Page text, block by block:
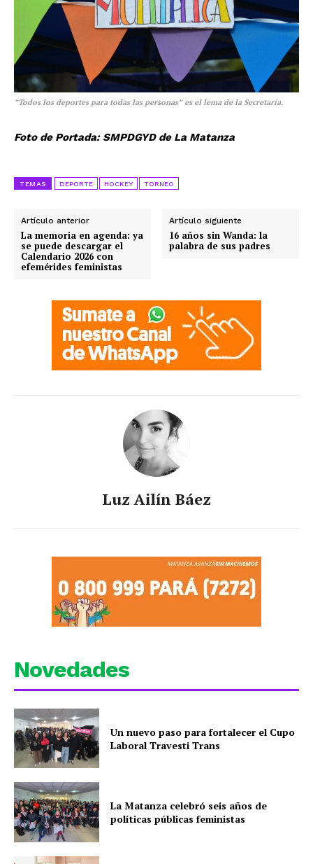
”Todos los deportes para todas las personas” es el lema de la Secretaría.
Foto de Portada: SMPDGYD de La Matanza
TEMAS DEPORTE HOCKEY TORNEO
Artículo anterior
La memoria en agenda: ya
se puede descargar el
Calendario 2026 con
efemérides feministas
Artículo siguiente
16 años sin Wanda: la
palabra de sus padres
Luz Ailín Báez
Novedades
Un nuevo paso para fortalecer el Cupo
Laboral Travesti Trans
La Matanza celebró seis años de
políticas públicas feministas